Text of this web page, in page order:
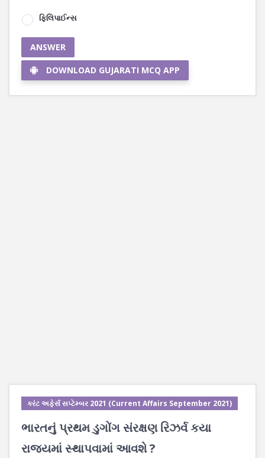
ફિલિપાઈન્સ
ANSWER
DOWNLOAD GUJARATI MCQ APP
કરંટ અફેર્સ સપ્ટેમ્બર 2021 (Current Affairs September 2021)
ભારતનું પ્રથમ ડુગોંગ સંરક્ષણ રિઝર્વ કયા
રાજયમાં સ્થાપવામાં આવશે ?